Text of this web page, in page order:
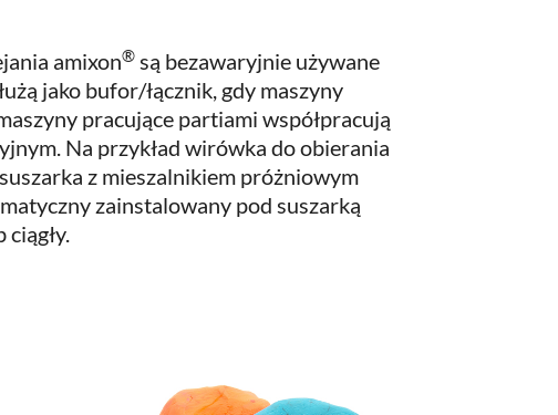
amixon® są bezawaryjnie używane
jako bufor/łącznik, gdy maszyny
pracujące partiami współpracują
Na przykład wirówka do obierania
z mieszalnikiem próżniowym
zainstalowany pod suszarką